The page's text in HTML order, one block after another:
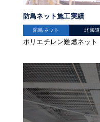
防鳥ネット施工実績
防鳥ネット 北海道
ポリエチレン難燃ネット